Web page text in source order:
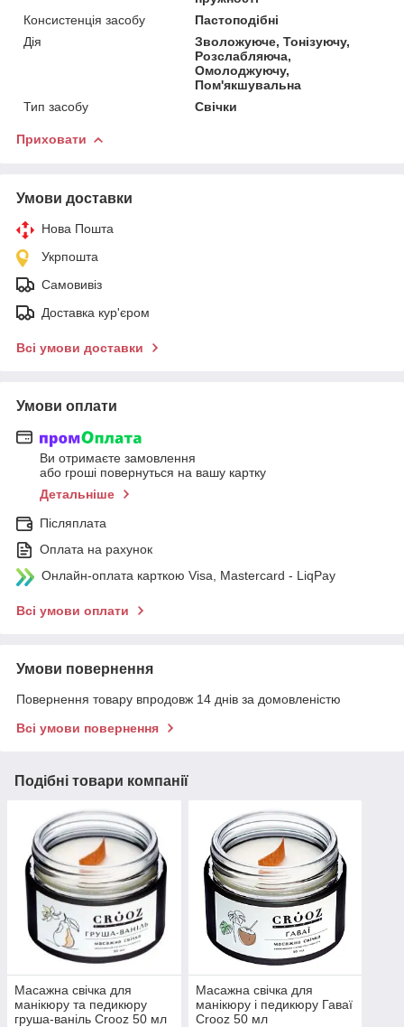
Консистенція засобу
Пастоподібні
Дія
Зволожуюче, Тонізуючу,
Розслабляюча,
Омолоджуючу,
Пом'якшувальна
Тип засобу
Свічки
Приховати
Умови доставки
Нова Пошта
Укрпошта
Самовивіз
Доставка кур'єром
Всі умови доставки
Умови оплати
Ви отримаєте замовлення
або гроші повернуться на вашу картку
Детальніше
Післяплата
Оплата на рахунок
Онлайн-оплата карткою Visa, Mastercard - LiqPay
Всі умови оплати
Умови повернення
Повернення товару впродовж 14 днів за домовленістю
Всі умови повернення
Подібні товари компанії
Масажна свічка для
манікюру та педикюру
груша-ваніль Crooz 50 мл
Масажна свічка для
манікюру і педикюру Гаваї
Crooz 50 мл